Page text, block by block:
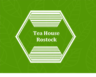
springen